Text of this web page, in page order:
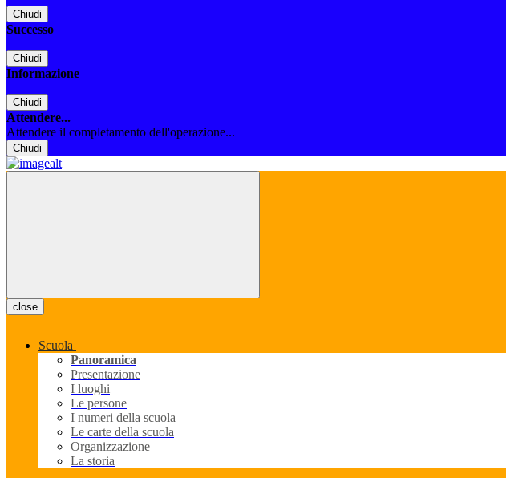
Chiudi
Successo
Chiudi
Informazione
Chiudi
Attendere...
Attendere il completamento dell'operazione...
Chiudi
close
Scuola
Panoramica
Presentazione
I luoghi
Le persone
I numeri della scuola
Le carte della scuola
Organizzazione
La storia